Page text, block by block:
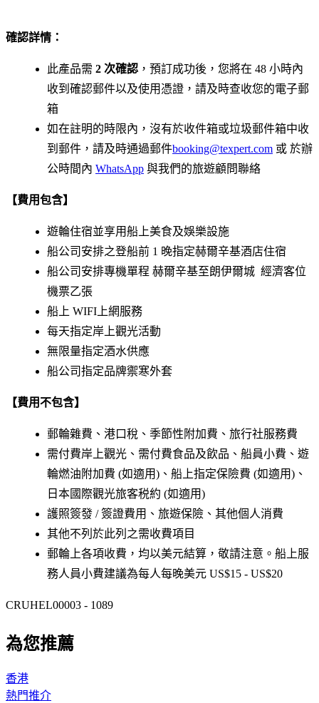
確認詳情：
此產品需 2 次確認 ，預訂成功後，您將在 48 小時內
收到確認郵件以及使用憑證，請及時查收您的電子郵
箱
如在註明的時限內，沒有於收件箱或垃圾郵件箱中收
到郵件，請及時通過郵件booking@texpert.com 或 於辦
公時間內 WhatsApp 與我們的旅遊顧問聯絡
【費用包含】
遊輪住宿並享用船上美食及娛樂設施
船公司安排之登船前 1 晚指定赫爾辛基酒店住宿
船公司安排專機單程 赫爾辛基至朗伊爾城 經濟客位
機票乙張
船上 WIFI上網服務
每天指定岸上觀光活動
無限量指定酒水供應
船公司指定品牌禦寒外套
【費用不包含】
郵輪雜費、港口稅、季節性附加費、旅行社服務費
需付費岸上觀光、需付費食品及飲品、船員小費、遊
輪燃油附加費 (如適用)、船上指定保險費 (如適用)、
日本國際觀光旅客税約 (如適用)
護照簽發 / 簽證費用、旅遊保險、其他個人消費
其他不列於此列之需收費項目
郵輪上各項收費，均以美元結算，敬請注意。船上服
務人員小費建議為每人每晚美元 US$15 - US$20
CRUHEL00003 - 1089
為您推薦
香港
熱門推介